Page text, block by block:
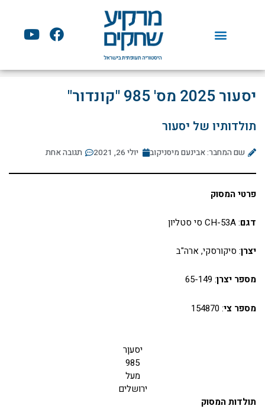
F
a
e
Y
o
t
יסעור 2025 מס' 985 "קונדור"
תולדותיו של יסעור
שם המחבר: אבינעם מיסניקוב יולי 26, 2021 תגובה אחת
פרטי המסוק
דגם: CH-53A סי סטליון
יצרן: סיקורסקי, ארה"ב
מספר יצרן: 65-149
מספר צי: 154870
יסעןר
985
מעל
ירושלים
תולדות המסוק